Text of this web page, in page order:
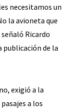
necesitamos un
la avioneta que
Ricardo
publicación de la
exigió a la
a los